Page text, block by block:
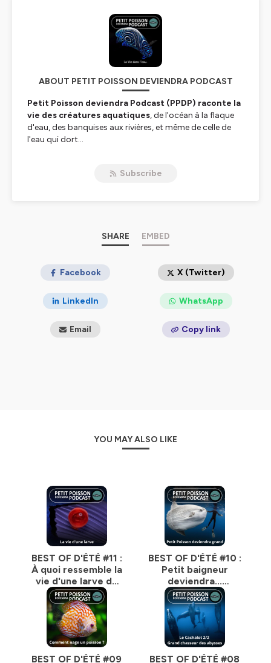
ABOUT PETIT POISSON DEVIENDRA PODCAST
Petit Poisson deviendra Podcast (PPDP) raconte la
vie des créatures aquatiques, de l'océan à la flaque
d'eau, des banquises aux rivières, et même de celle de
l'eau qui dort...
France Culture, invite des naturalistes passionnés.
PPDP est un podcast de la familleBaleine sous
Les 3 autres sont
Baleine sous Gravillon,
_______
📖Si cet épisode t'a inteéressé.e, d'autres pépites
t'attendent dans le livre de Marc Mortelmans,L'Origine
(Ulmer 2024).
https://baleinesousgravillon.com/liens-2
_______
Contact :
Marc Mortelmans
marc@baleinesousgravillon.com
_______
Toutes les infos :
https://bit.ly/prez_PPDP_ecosyst_BSG
Hébergé par Ausha. Visitez
ausha.co/politique-de-
confidentialitepour plus d'informations.
Subscribe
SHARE EMBED
Facebook X (Twitter)
LinkedIn WhatsApp
Email Copy link
YOU MAY ALSO LIKE
BEST OF D'ÉTÉ #11 :
À quoi ressemble la
vie d'une larve de
poisson ? (Bill
François)
BEST OF D'ÉTÉ #10 :
Petit baigneur
deviendra...
immense (Bill
François)
BEST OF D'ÉTÉ #09 BEST OF D'ÉTÉ #08